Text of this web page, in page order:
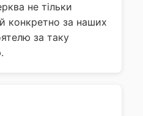
не тільки
конкретно за наших
за таку